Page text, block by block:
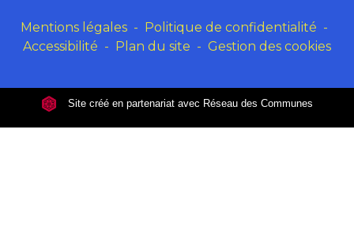
Mentions légales - Politique de confidentialité -
Accessibilité - Plan du site - Gestion des cookies
Site créé en partenariat avec Réseau des Communes